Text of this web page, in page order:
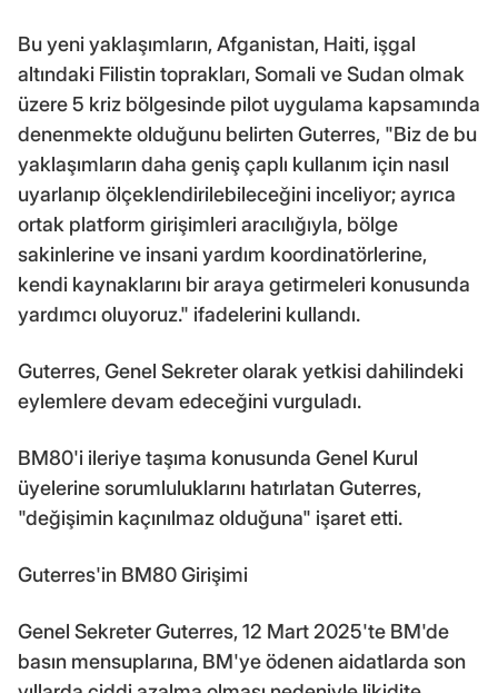
Bu yeni yaklaşımların, Afganistan, Haiti, işgal
altındaki Filistin toprakları, Somali ve Sudan olmak
üzere 5 kriz bölgesinde pilot uygulama kapsamında
denenmekte olduğunu belirten Guterres, "Biz de bu
yaklaşımların daha geniş çaplı kullanım için nasıl
uyarlanıp ölçeklendirilebileceğini inceliyor; ayrıca
ortak platform girişimleri aracılığıyla, bölge
sakinlerine ve insani yardım koordinatörlerine,
kendi kaynaklarını bir araya getirmeleri konusunda
yardımcı oluyoruz." ifadelerini kullandı.
Guterres, Genel Sekreter olarak yetkisi dahilindeki
eylemlere devam edeceğini vurguladı.
BM80'i ileriye taşıma konusunda Genel Kurul
üyelerine sorumluluklarını hatırlatan Guterres,
"değişimin kaçınılmaz olduğuna" işaret etti.
Guterres'in BM80 Girişimi
Genel Sekreter Guterres, 12 Mart 2025'te BM'de
basın mensuplarına, BM'ye ödenen aidatlarda son